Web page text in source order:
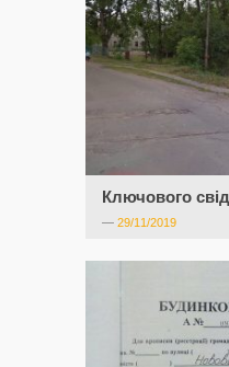
Ключового
— 29/11/2019